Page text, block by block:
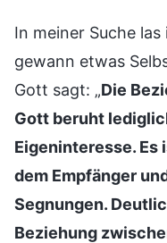
In meiner Suche
gewann etwas
Gott sagt: „Die
Gott beruht
Eigeninteresse. Es
dem Empfänger
Segnungen.
Beziehung